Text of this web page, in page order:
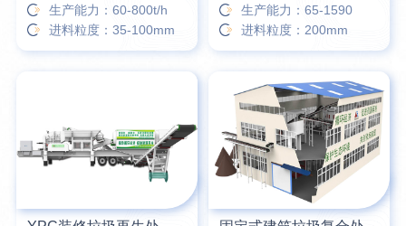
生产能力：60-800t/h
进料粒度：35-100mm
生产能力：65-1590
进料粒度：200mm